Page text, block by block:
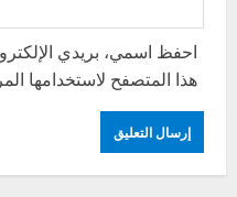
احفظ اسمي، بريدي
هذا المتصفح لاستخدامها